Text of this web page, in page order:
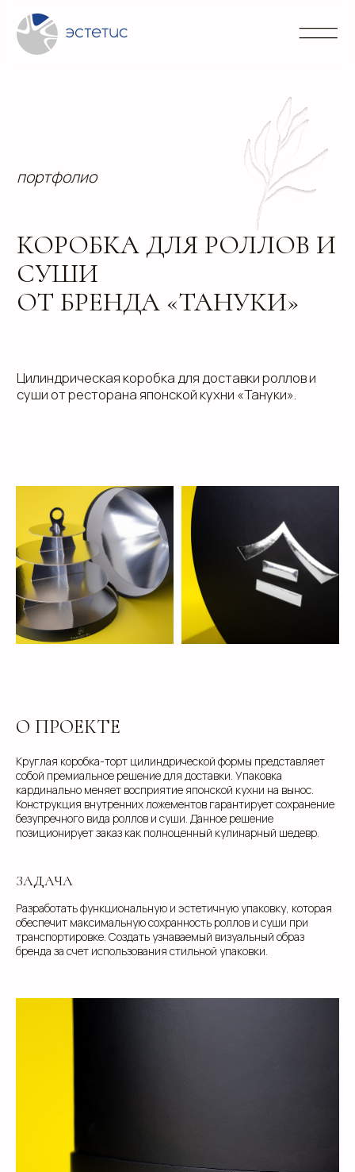
КОРОБКА ДЛЯ РОЛЛОВ И
Цилиндрическая коробка для доставки роллов и
суши от ресторана японской кухни «Тануки».
О ПРОЕКТЕ
Круглая коробка-торт цилиндрической формы представляет
собой премиальное решение для доставки. Упаковка
кардинально меняет восприятие японской кухни на вынос.
Конструкция внутренних ложементов гарантирует сохранение
безупречного вида роллов и суши. Данное решение
позиционирует заказ как полноценный кулинарный шедевр.
ЗАДАЧА
Разработать функциональную и эстетичную упаковку, которая
обеспечит максимальную сохранность роллов и суши при
транспортировке. Создать узнаваемый визуальный образ
бренда за счет использования стильной упаковки.